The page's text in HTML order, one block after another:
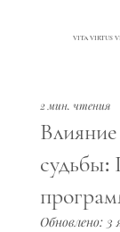
VITA VIRTUS
судьбы:
2 мин. чтения
Обновлено: 3